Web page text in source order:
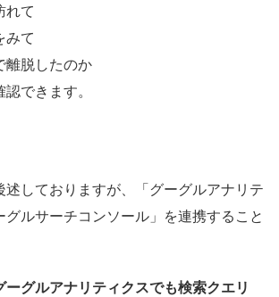
れて
みて
脱したのか
できます。
述しておりますが、「グーグルアナリテ
グルサーチコンソール」を連携すること
グルアナリティクスでも検索クエリ